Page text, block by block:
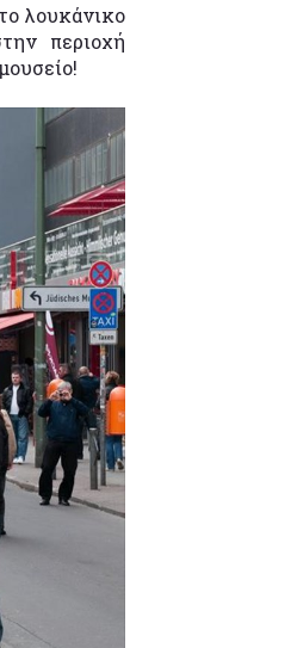
λουκάνικο
περιοχή